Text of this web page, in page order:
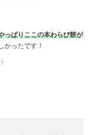
っぱりここの本わらび餅が
かったです！